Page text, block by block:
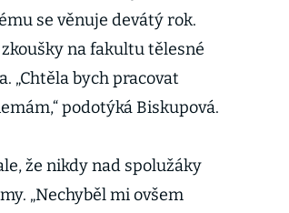
se věnuje devátý rok.
na fakultu tělesné
„Chtěla bych pracovat
podotýká Biskupová.
že nikdy nad spolužáky
„Nechyběl mi ovšem